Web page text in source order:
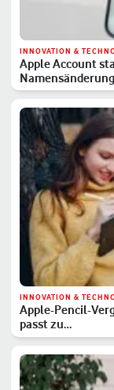
INNOVATION &
Apple Account
INNOVATION &
Apple-Pencil-
passt zu…